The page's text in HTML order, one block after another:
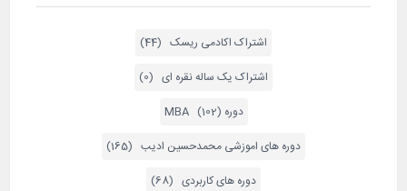
اشتراک اکادمی ریسک (44)
اشتراک یک ساله نقره ای (0)
دوره MBA (102)
دوره های اموزشی محمدحسین ادیب (165)
دوره های کاربردی (68)